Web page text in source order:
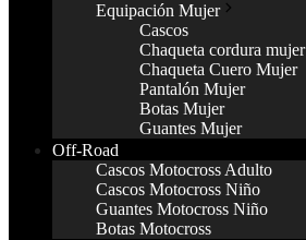
Equipación Mujer
Cascos
Chaqueta cordura mujer
Chaqueta Cuero Mujer
Pantalón Mujer
Botas Mujer
Guantes Mujer
Off-Road
Cascos Motocross Adulto
Cascos Motocross Niño
Guantes Motocross Niño
Botas Motocross